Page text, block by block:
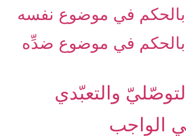
بالحكم في موضوع نفسه
بالحكم في موضوع ضدِّه
والتعبّدي‏
الواجب‏